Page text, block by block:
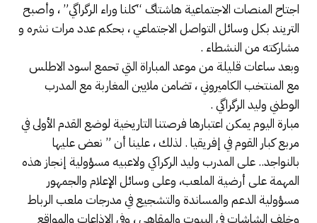
اجتاح المنصات الاجتماعية هاشتاگ “كلنا وراء الرگراگي” ، وأصبح
التريند بكل وسائل التواصل الاجتماعي ، بحكم عدد مرات نشره و
مشاركته من النشطاء .
وبعد ساعات قليلة من موعد المباراة التي تحمع اسود الاطلس
مع المنتخب الكاميروني ، تضامن ملايين المغاربة مع المدرب
الوطني وليد الرگراگي .
مبارة اليوم يمكن اعتبارها فرصتنا التاريخية لوضع القدم الأولى في
مربع كبار القوم في إفريقيا . لذلك ، علينا أن ” نعض عليها
بالنواجد.. على المدرب وليد الركراكي ولاعبيه مسؤولية إنجاز هذه
المهمة على أرضية الملعب، وعلى وسائل الإعلام والجمهور
مسؤولية الدعم والمساندة والتشجيع في مدرجات ملعب الرباط
وخلف الشاشات في البيوت والمقاهي ، وفي الإذاعات والمواقع